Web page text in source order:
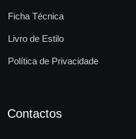
Ficha Técnica
Livro de Estilo
Política de Privacidade
Contactos